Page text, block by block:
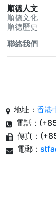
順德人文
順德文化
順德歷史
聯絡我們
地址： 香港
電話：
傳真：
電郵：